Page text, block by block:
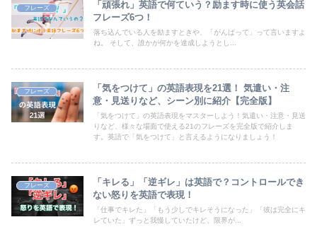
フレーズ
「頑張れ」英語で何ていう？励ます時に使う英会話
フレーズ6つ！
落ち込んでいる人を励ますときや、「がんばって」って言いますよ
ね。 そして、誰かが何かを達成しようとし...
フレーズ
「気をつけて」の英語表現を21選！ 気遣い・注
意・見送りなど、シーン別に紹介【完全版】
「気をつけて」の英語表現をマスターしよう！気遣い・注意・見送
りなど、様々な場面で使える21のフレーズを完全版で紹介しま
す。英語で「気をつけて」と言えるようになりましょう！
フレーズ
「キレる」「逆ギレ」は英語で？コントロールでき
ない怒りを英語で表現！
「仕事でキレた」「もう少しでキレそうになった」「彼は完全にキ
レていた」ずっと我慢していたけど、限界が...